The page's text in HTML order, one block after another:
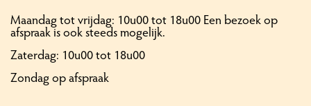
Maandag tot vrijdag: 10u00 tot 18u00 Een bezoek op
afspraak is ook steeds mogelijk.
Zaterdag: 10u00 tot 18u00
Zondag op afspraak